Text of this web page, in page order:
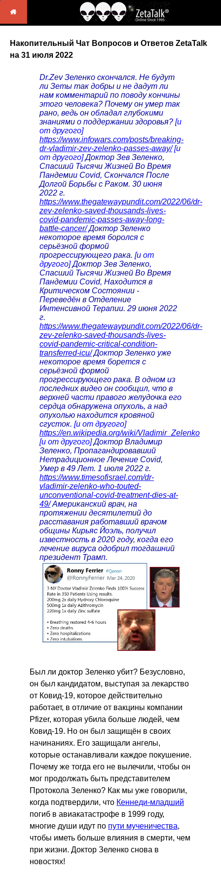
Накопительный Чат Вопросов и Ответов ZetaTalk
на 31 июля 2022
Dr.Zev Зеленко скончался. Не будут
ли Зеты так добры и не дадут ли
нам комментарий по поводу кончины
этого человека? Почему он умер так
рано, ведь он обладал глубокими
знаниями о поддержании здоровья? [и
от другого]
https://www.infowars.com/posts/breaking-
dr-vladimir-zev-zelenko-passes-away/ [и
от другого] Доктор Зев Зеленко,
Спасший Тысячи Жизней Во Время
Пандемии Covid, Скончался После
Долгой Борьбы с Раком. 30 июня
2022 г.
https://www.thegatewaypundit.com/2022/06/dr-
zev-zelenko-saved-thousands-lives-
covid-pandemic-passes-away-long-
battle-cancer/Доктор Зеленко
некоторое время боролся с
серьёзной формой
прогрессирующего рака. [и от
другого] Доктор Зев Зеленко,
Спасший Тысячи Жизней Во Время
Пандемии Covid, Находится в
Критическом Состоянии -
Переведён в Отделение
Интенсивной Терапии. 29 июня 2022
г.
https://www.thegatewaypundit.com/2022/06/dr-
zev-zelenko-saved-thousands-lives-
covid-pandemic-critical-condition-
transferred-icu/Доктор Зеленко уже
некоторое время борется с
серьёзной формой
прогрессирующего рака. В одном из
последних видео он сообщил, что в
верхней части правого желудочка его
сердца обнаружена опухоль, а над
опухолью находится кровяной
сгусток. [и от другого]
https://en.wikipedia.org/wiki/Vladimir_Zelenko
[и от другого] Доктор Владимир
Зеленко, Пропагандировавший
Нетрадиционное Лечение Covid,
Умер в 49 Лет. 1 июля 2022 г.
https://www.timesofisrael.com/dr-
vladimir-zelenko-who-touted-
unconventional-covid-treatment-dies-at-
49/Американский врач, на
протяжении десятилетий до
расставания работавший врачом
общины Кирьяс Йоэль, получил
известность в 2020 году, когда его
лечение вируса одобрил тогдашний
президент Трамп.
Был ли доктор Зеленко убит? Безусловно,
он был кандидатом, выступая за лекарство
от Ковид-19, которое действительно
работает, в отличие от вакцины компании
Pfizer, которая убила больше людей, чем
Ковид-19. Но он был защищён в своих
начинаниях. Его защищали ангелы,
которые останавливали каждое покушение.
Почему же тогда его не вылечили, чтобы он
мог продолжать быть представителем
Протокола Зеленко? Как мы уже говорили,
когда подтвердили, что Кеннеди-младший
погиб в авиакатастрофе в 1999 году,
многие души идут по пути мученичества,
чтобы иметь больше влияния в смерти, чем
при жизни. Доктор Зеленко снова в
новостях!